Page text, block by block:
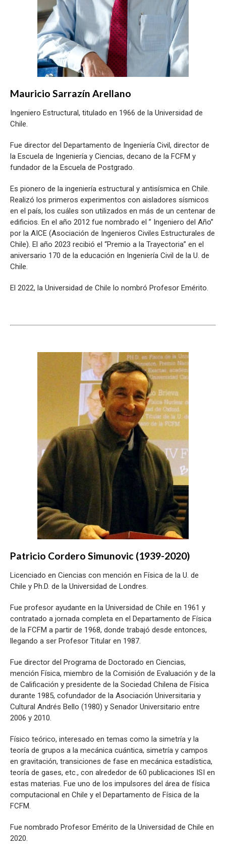
Mauricio Sarrazín Arellano
Ingeniero Estructural, titulado en 1966 de la Universidad de
Chile.
Fue director del Departamento de Ingeniería Civil, director de
la Escuela de Ingeniería y Ciencias, decano de la FCFM y
fundador de la Escuela de Postgrado.
Es pionero de la ingeniería estructural y antisísmica en Chile.
Realizó los primeros experimentos con aisladores sísmicos
en el país, los cuáles son utilizados en más de un centenar de
edificios. En el año 2012 fue nombrado el ” Ingeniero del Año”
por la AICE (Asociación de Ingenieros Civiles Estructurales de
Chile). El año 2023 recibió el “Premio a la Trayectoria” en el
aniversario 170 de la educación en Ingeniería Civil de la U. de
Chile.
El 2022, la Universidad de Chile lo nombró Profesor Emérito.
Patricio Cordero Simunovic (1939-2020)
Licenciado en Ciencias con mención en Física de la U. de
Chile y Ph.D. de la Universidad de Londres.
Fue profesor ayudante en la Universidad de Chile en 1961 y
contratado a jornada completa en el Departamento de Física
de la FCFM a partir de 1968, donde trabajó desde entonces,
llegando a ser Profesor Titular en 1987.
Fue director del Programa de Doctorado en Ciencias,
mención Física, miembro de la Comisión de Evaluación y de la
de Calificación y presidente de la Sociedad Chilena de Física
durante 1985, cofundador de la Asociación Universitaria y
Cultural Andrés Bello (1980) y Senador Universitario entre
2006 y 2010.
Físico teórico, interesado en temas como la simetría y la
teoría de grupos a la mecánica cuántica, simetría y campos
en gravitación, transiciones de fase en mecánica estadística,
teoría de gases, etc., con alrededor de 60 publicaciones ISI en
estas materias. Fue uno de los impulsores del área de física
computacional en Chile y el Departamento de Física de la
FCFM.
Fue nombrado Profesor Emérito de la Universidad de Chile en
2020.